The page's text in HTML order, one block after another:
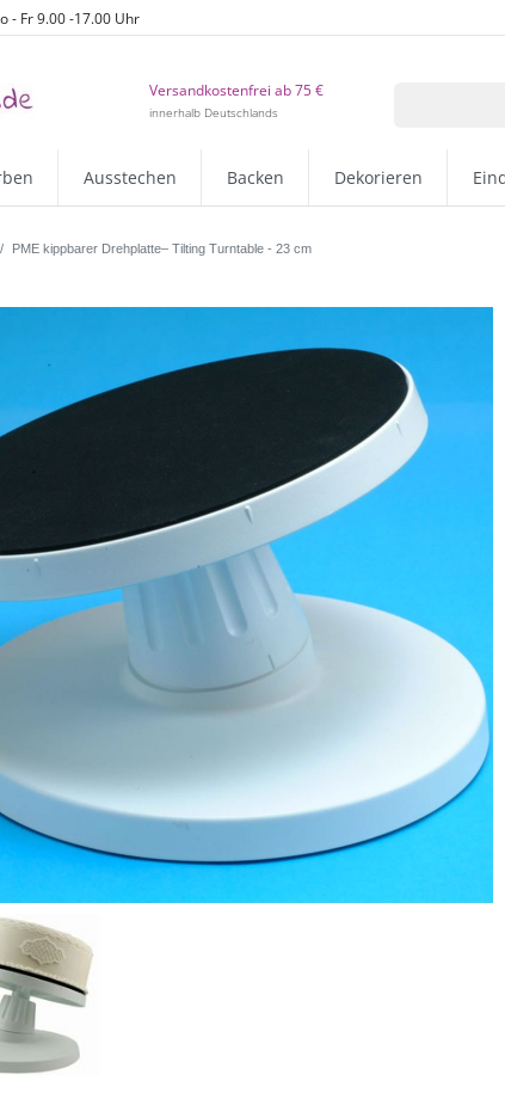
- Fr 9.00 -17.00 Uhr
Versandkostenfrei ab 75 €
innerhalb Deutschlands
Ausstechen Backen Dekorieren
PME kippbarer Drehplatte– Tilting Turntable - 23 cm